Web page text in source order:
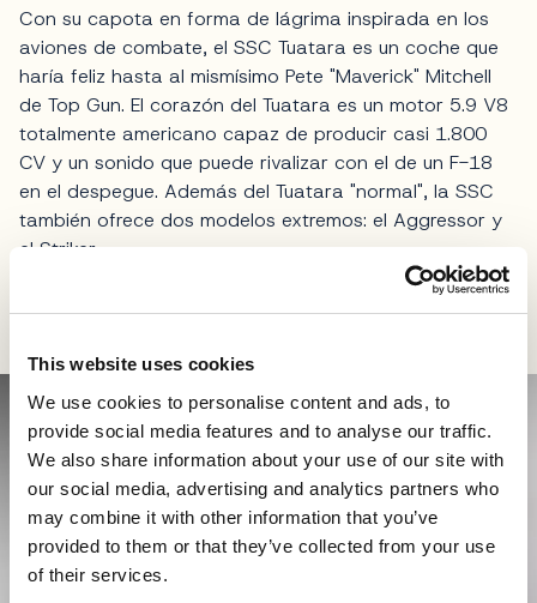
This website uses cookies
We use cookies to personalise content and ads, to
provide social media features and to analyse our traffic.
We also share information about your use of our site with
our social media, advertising and analytics partners who
may combine it with other information that you’ve
provided to them or that they’ve collected from your use
of their services.
Con su capota en forma de lágrima inspirada en los
aviones de combate, el SSC Tuatara es un coche que
haría feliz hasta al mismísimo Pete "Maverick" Mitchell
de Top Gun. El corazón del Tuatara es un motor 5.9 V8
totalmente americano capaz de producir casi 1.800
CV y un sonido que puede rivalizar con el de un F-18
en el despegue. Además del Tuatara "normal", la SSC
también ofrece dos modelos extremos: el Aggressor y
el Striker.
Pagani Utopia